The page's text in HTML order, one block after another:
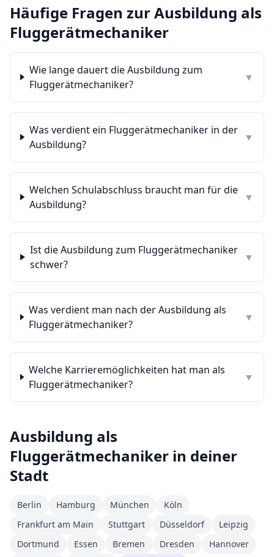
Häufige Fragen zur Ausbildung als
Fluggerätmechaniker
Wie lange dauert die Ausbildung zum
Fluggerätmechaniker?
▼
Was verdient ein Fluggerätmechaniker in der
Ausbildung?
▼
Welchen Schulabschluss braucht man für die
Ausbildung?
▼
Ist die Ausbildung zum Fluggerätmechaniker
schwer?
▼
Was verdient man nach der Ausbildung als
Fluggerätmechaniker?
▼
Welche Karrieremöglichkeiten hat man als
Fluggerätmechaniker?
▼
Ausbildung als
Fluggerätmechaniker in deiner
Stadt
Berlin Hamburg München
Köln
Frankfurt am Main
Stuttgart Düsseldorf
Leipzig
Dortmund
Essen Bremen Dresden
Hannover